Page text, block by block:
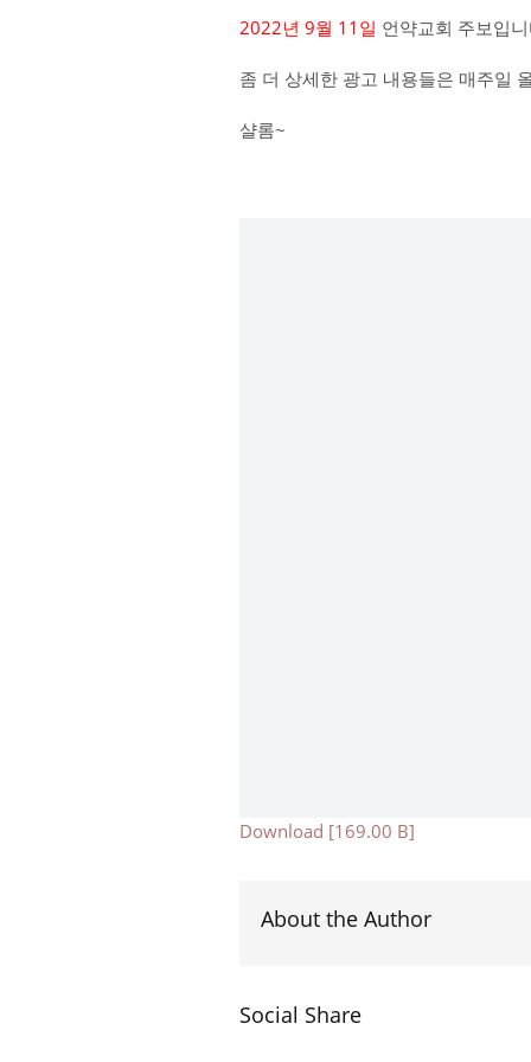
2022년 9월 11일 언약교회 주보입
좀 더 상세한 광고 내용들은 매주일
샬롬~
Download [169.00 B]
About the Author
Social Share